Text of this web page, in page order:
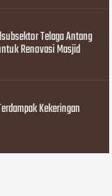
Telaga Antang
Renovasi Masjid
Kekeringan